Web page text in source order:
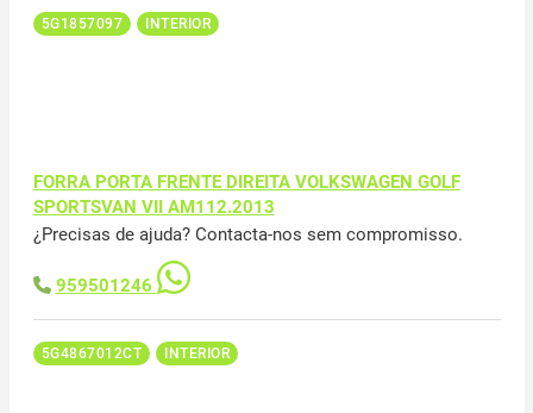
5G1857097 INTERIOR
FORRA PORTA FRENTE DIREITA VOLKSWAGEN GOLF
SPORTSVAN VII AM112.2013
¿Precisas de ajuda? Contacta-nos sem compromisso.
959501246
5G4867012CT INTERIOR